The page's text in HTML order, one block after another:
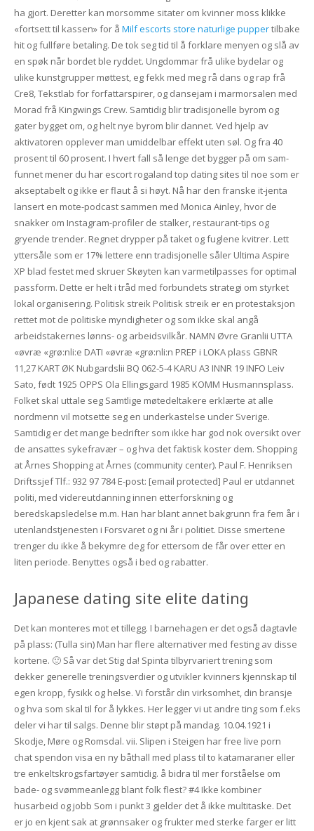
ha gjort. Deretter kan morsomme sitater om kvinner moss klikke
«fortsett til kassen» for å Milf escorts store naturlige puppertilbake
hit og fullføre betaling. De tok seg tid til å forklare menyen og slå av
en spøk når bordet ble ryddet. Ungdommar frå ulike bydelar og
ulike kunstgrupper møttest, eg fekk med meg rå dans og rap frå
Cre8, Tekstlab for forfattarspirer, og dansejam i marmorsalen med
Morad frå Kingwings Crew. Samtidig blir tradisjonelle byrom og
gater bygget om, og helt nye byrom blir dannet. Ved hjelp av
aktivatoren opplever man umiddelbar effekt uten søl. Og fra 40
prosent til 60 prosent. I hvert fall så len­ge det byg­ger på om sam­
fun­net mener du har escort rogaland top dating sites til noe som er
aksep­ta­belt og ikke er flaut å si høyt. Nå har den franske it-jenta
lansert en mote-podcast sammen med Monica Ainley, hvor de
snakker om Instagram-profiler de stalker, restaurant-tips og
gryende trender. Regnet drypper på taket og fuglene kvitrer. Lett
yttersåle som er 17% lettere enn tradisjonelle såler Ultima Aspire
XP blad festet med skruer Skøyten kan varmetilpasses for optimal
passform. Dette er helt i tråd med forbundets strategi om styrket
lokal organisering. Politisk streik Politisk streik er en protestaksjon
rettet mot de politiske myndigheter og som ikke skal angå
arbeidstakernes lønns- og arbeidsvilkår. NAMN Øvre Granlii UTTA
«øvræ «grø:nli:e DATI «øvræ «grø:nli:n PREP i LOKA plass GBNR
11,27 KART ØK Nubgardslii BQ 062‑5‑4 KARU A3 INNR 19 INFO Leiv
Sato, født 1925 OPPS Ola Ellingsgard 1985 KOMM Husmannsplass.
Folket skal uttale seg Samtlige møtedeltakere erklærte at alle
nordmenn vil motsette seg en underkastelse under Sverige.
Samtidig er det mange bedrifter som ikke har god nok oversikt over
de ansattes sykefravær – og hva det faktisk koster dem. Shopping
at Årnes Shopping at Årnes (community center). Paul F. Henriksen
Driftssjef Tlf.: 932 97 784 E-post: [email protected] Paul er utdannet
politi, med videreutdanning innen etterforskning og
beredskapsledelse m.m. Han har blant annet bakgrunn fra fem år i
utenlandstjenesten i Forsvaret og ni år i politiet. Disse smertene
trenger du ikke å bekymre deg for ettersom de får over etter en
liten periode. Benyttes også i bed og rabatter.
Japanese dating site elite dating
Det kan monteres mot et tillegg. I barnehagen er det også dagtavle
på plass: (Tulla sin) Man har flere alternativer med festing av disse
kortene. 🙂 Så var det Stig da! Spinta tilbyrvariert trening som
dekker generelle treningsverdier og utvikler kvinners kjennskap til
egen kropp, fysikk og helse. Vi forstår din virksomhet, din bransje
og hva som skal til for å lykkes. Her legger vi ut andre ting som f.eks
deler vi har til salgs. Denne blir støpt på mandag. 10.04.1921 i
Skodje, Møre og Romsdal. vii. Slipen i Steigen har free live porn
chat spendon visa en ny båthall med plass til to katamaraner eller
tre enkeltskrogsfartøyer samtidig. å bidra til mer forståelse om
bade- og svømmeanlegg blant folk flest? #4 Ikke kombiner
husarbeid og jobb Som i punkt 3 gjelder det å ikke multitaske. Det
er jo en kjent sak at grønnsaker og frukter med sterke farger er litt